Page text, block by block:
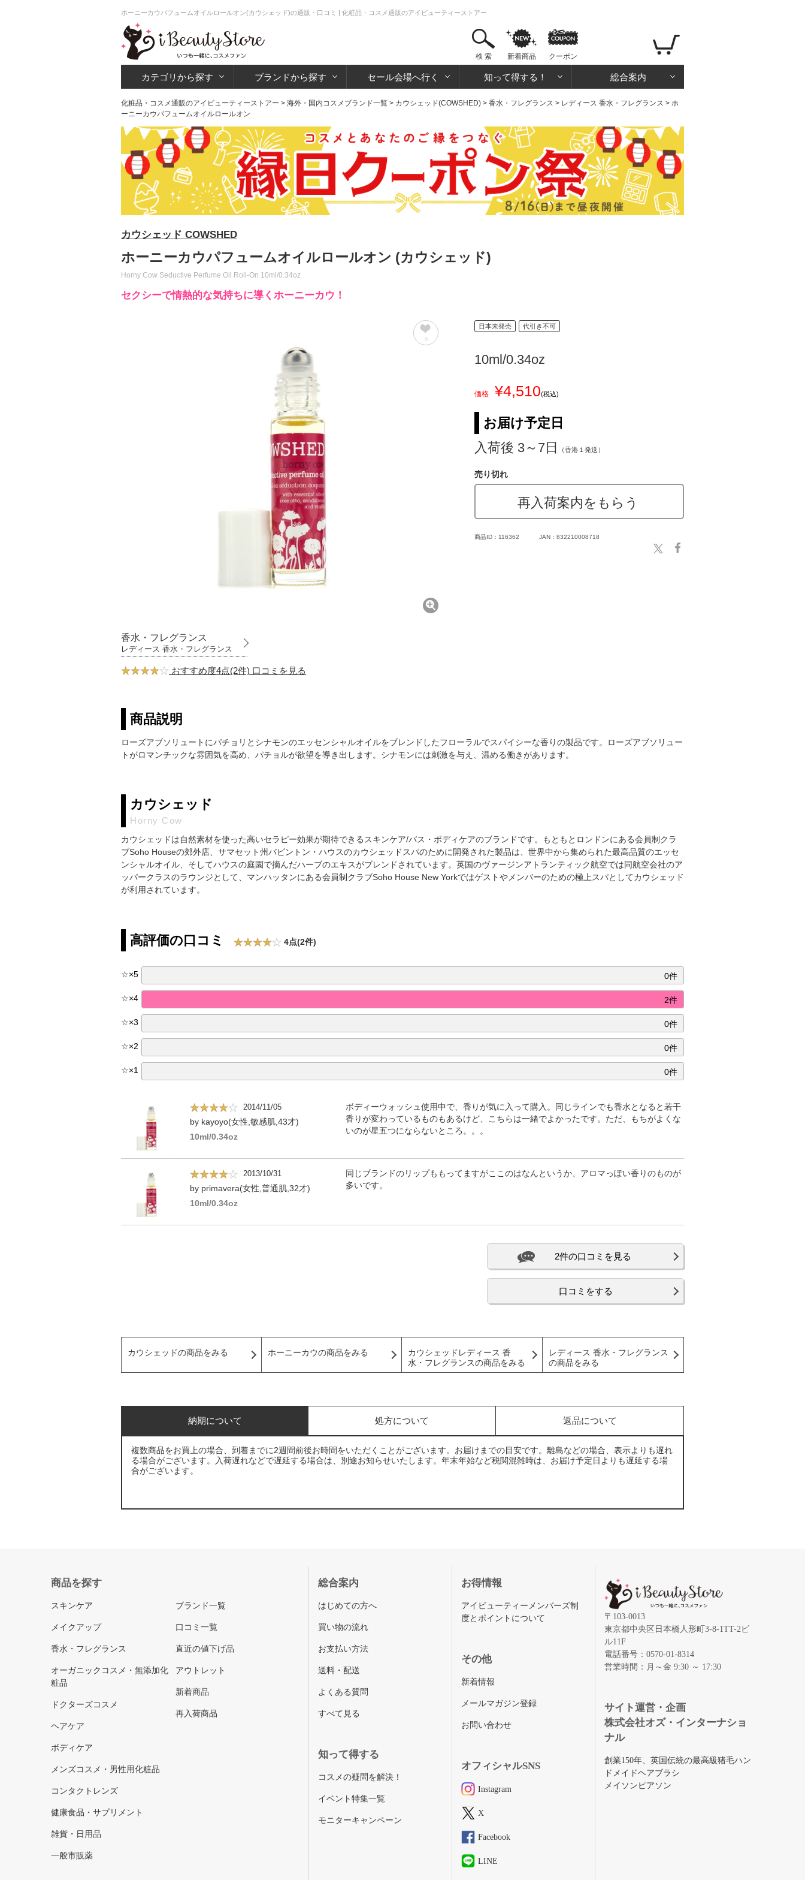
ホーニーカウパフュームオイルロールオン(カウシェッド)の通販・口コミ | 化粧品・コスメ通販のアイビューティーストアー
検 索 新着商品 クーポン
カテゴリから探す ブランドから探す セール会場へ行く 知って得する！ 総合案内
化粧品・コスメ通販のアイビューティーストアー > 海外・国内コスメブランド一覧 > カウシェッド(COWSHED) > 香水・フレグランス > レディース 香水・フレグランス > ホ
ーニーカウパフュームオイルロールオン
カウシェッド COWSHED
ホーニーカウパフュームオイルロールオン (カウシェッド)
Horny Cow Seductive Perfume Oil Roll-On 10ml/0.34oz
セクシーで情熱的な気持ちに導くホーニーカウ！
0
香水・フレグランス
レディース 香水・フレグランス
おすすめ度4点(2件) 口コミを見る
日本未発売 代引き不可
10ml/0.34oz
価格 ¥4,510(税込)
お届け予定日
入荷後 3～7日
（香港１発送）
売り切れ
再入荷案内をもらう
商品ID：116362 JAN：832210008718
商品説明
ローズアブソリュートにパチョリとシナモンのエッセンシャルオイルをブレンドしたフローラルでスパイシーな香りの製品です。ローズアブソリュー
トがロマンチックな雰囲気を高め、パチョルが欲望を導き出します。シナモンには刺激を与え、温める働きがあります。
カウシェッド
Horny Cow
カウシェッドは自然素材を使った高いセラピー効果が期待できるスキンケア/バス・ボディケアのブランドです。もともとロンドンにある会員制クラ
ブSoho Houseの郊外店、サマセット州バビントン・ハウスのカウシェッドスパのために開発された製品は、世界中から集められた最高品質のエッセ
ンシャルオイル、そしてハウスの庭園で摘んだハーブのエキスがブレンドされています。英国のヴァージンアトランティック航空では同航空会社のア
ッパークラスのラウンジとして、マンハッタンにある会員制クラブSoho House New Yorkではゲストやメンバーのための極上スパとしてカウシェッド
が利用されています。
高評価の口コミ 4点(2件)
☆×5 0件
☆×4 2件
☆×3 0件
☆×2 0件
☆×1 0件
2014/11/05
by kayoyo(女性,敏感肌,43才)
10ml/0.34oz
ボディーウォッシュ使用中で、香りが気に入って購入。同じラインでも香水となると若干
香りが変わっているものもあるけど、こちらは一緒でよかったです。ただ、もちがよくな
いのが星五つにならないところ。。。
2013/10/31
by primavera(女性,普通肌,32才)
10ml/0.34oz
同じブランドのリップももってますがここのはなんというか、アロマっぽい香りのものが
多いです。
2件の口コミを見る
口コミをする
カウシェッドの商品をみる ホーニーカウの商品をみる
カウシェッドレディース 香
水・フレグランスの商品をみる
レディース 香水・フレグランス
の商品をみる
納期について 処方について 返品について
複数商品をお買上の場合、到着までに2週間前後お時間をいただくことがございます。お届けまでの目安です。離島などの場合、表示よりも遅れ
る場合がございます。入荷遅れなどで遅延する場合は、別途お知らせいたします。年末年始など税関混雑時は、お届け予定日よりも遅延する場
合がございます。
商品を探す
スキンケア
メイクアップ
香水・フレグランス
オーガニックコスメ・無添加化
粧品
ドクターズコスメ
ヘアケア
ボディケア
メンズコスメ・男性用化粧品
コンタクトレンズ
健康食品・サプリメント
雑貨・日用品
一般市販薬
ブランド一覧
口コミ一覧
直近の値下げ品
アウトレット
新着商品
再入荷商品
総合案内
はじめての方へ
買い物の流れ
お支払い方法
送料・配送
よくある質問
すべて見る
知って得する
コスメの疑問を解決！
イベント特集一覧
モニターキャンペーン
お得情報
アイビューティーメンバーズ制
度とポイントについて
その他
新着情報
メールマガジン登録
お問い合わせ
オフィシャルSNS
Instagram
X
Facebook
LINE
〒103-0013
東京都中央区日本橋人形町3-8-1TT-2ビ
ル11F
電話番号：0570-01-8314
営業時間：月～金 9:30 ～ 17:30
サイト運営・企画
株式会社オズ・インターナショ
ナル
創業150年、英国伝統の最高級猪毛ハン
ドメイドヘアブラシ
メイソンピアソン